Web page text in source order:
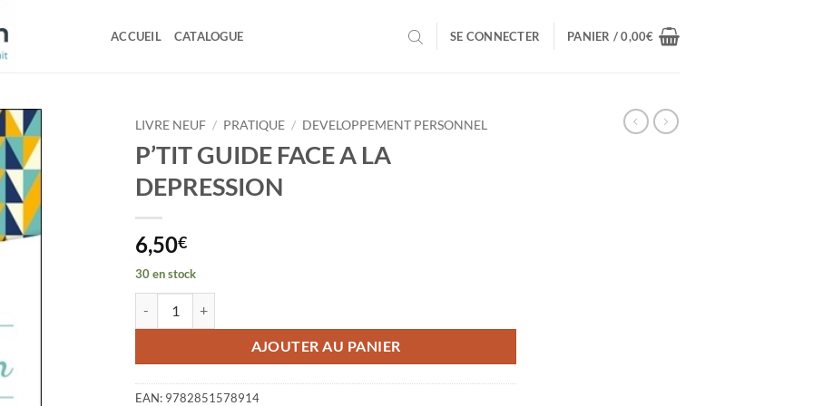
ACCUEIL CATALOGUE SE CONNECTER PANIER /0,00€
LIVRE NEUF / PRATIQUE / DEVELOPPEMENT PERSONNEL
P’TIT GUIDE FACE A LA
DEPRESSION
6,50€
30 en stock
AJOUTER AU PANIER
EAN: 9782851578914